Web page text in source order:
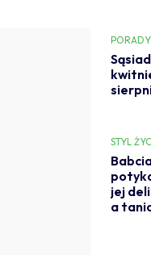
PORADY
STYL
jej
a